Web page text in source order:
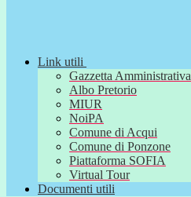
Link utili
Gazzetta Amministrativa
Albo Pretorio
MIUR
NoiPA
Comune di Acqui
Comune di Ponzone
Piattaforma SOFIA
Virtual Tour
Documenti utili